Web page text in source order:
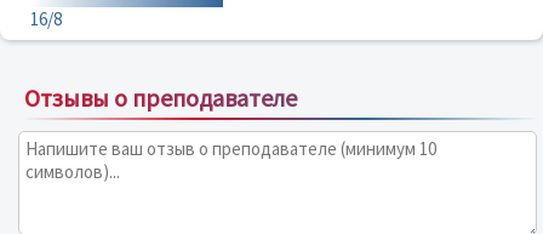
16/8
Отзывы о преподавателе